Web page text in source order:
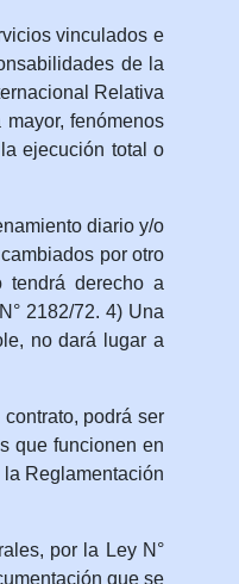
vinculados e
de la
Relativa
fenómenos
ejecución total o
diario y/o
por otro
derecho a
2182/72. 4) Una
no dará lugar a
podrá ser
que funcionen en
Reglamentación
por la Ley N°
que se